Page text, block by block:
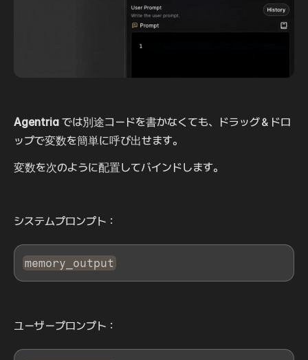
Agentria では別途コードを書かなくても、ドラッグ＆ドロ
ップで変数を簡単に呼び出せます。
変数を次のように配置してバインドします。
システムプロンプト：
memory_output
ユーザープロンプト：